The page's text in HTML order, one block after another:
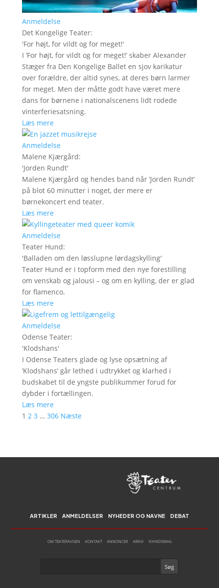
Anmeldelse
Det Kongelige Teater:
'For højt, for vildt og for meget!'
I ’For højt, for vildt og for meget!’ skaber Alexander
Stæger fra Den Kongelige Ballet en sjov karikatur
over forældre, der altid synes, at deres børn larmer
for meget. Men der måtte godt have været mere
dans for børnene i nationalscenens lidt rodede
vinterferiesatsning.
Læs mere
Anmeldelse
Malene Kjærgård:
'Jorden Rundt'
Malene Kjærgård og hendes band når ’Jorden Rundt’
på blot 60 minutter i noget, der mere er
børnekoncert end teater.
Læs mere
Anmeldelse
Teater Hund:
'Balladen om den løsslupne lørdagskylling'
Teater Hund er i topform med den nye forestilling
om venskab og jalousi – og om en kylling, der er glad
for flamenco.
Læs mere
Anmeldelse
Odense Teater:
'Klodshans'
I Odense Teaters glade og lyse opsætning af
’Klodshans’ går lethed i udtrykket og klarhed i
budskabet til de yngste publikummer forud for
dybder i fortællingen.
Læs mere
1 2 3 … 306 Næste
ARTIKLER ANMELDELSER NYHEDER OG NAVNE DEBAT
OM TEATERAVISEN KONTAKT ANNONCER ARKIV NYHEDSMAIL